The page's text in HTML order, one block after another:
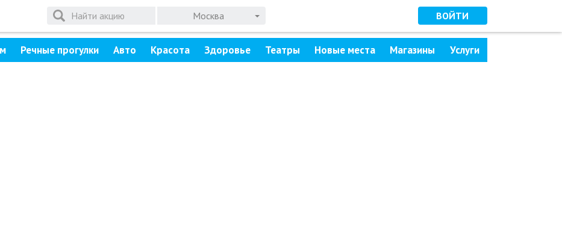
Москва ВОЙТИ
Речные прогулки Авто Красота Здоровье Театры Новые места Магазины Услуги